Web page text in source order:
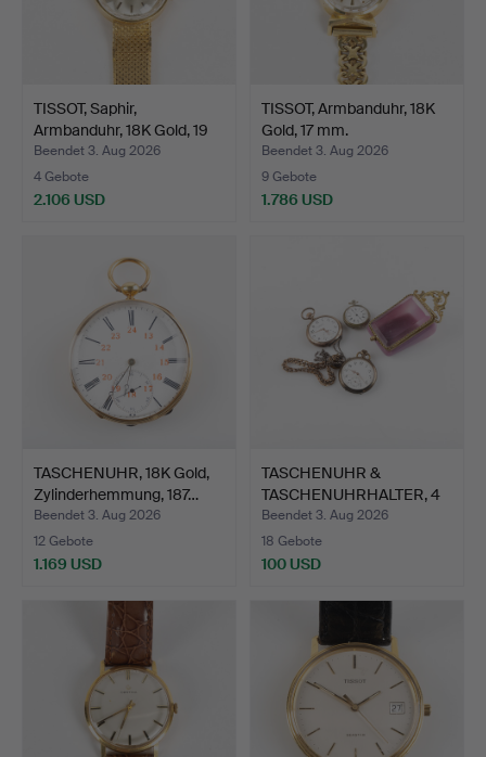
TISSOT, Saphir,
Armbanduhr, 18K Gold, 19
m…
Beendet 3. Aug 2026
4 Gebote
2.106 USD
TISSOT, Armbanduhr, 18K
Gold, 17 mm.
Beendet 3. Aug 2026
9 Gebote
1.786 USD
TASCHENUHR, 18K Gold,
Zylinderhemmung, 187…
Beendet 3. Aug 2026
12 Gebote
1.169 USD
TASCHENUHR &
TASCHENUHRHALTER, 4
Teile, u.…
Beendet 3. Aug 2026
18 Gebote
100 USD